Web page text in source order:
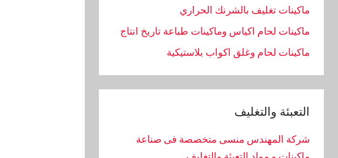
ماكينات تغليف بالشرنك الحراري
ماكينات لحام اكياس وماكينات طباعة تاريخ انتاج
ماكينات لحام وغلق اكواب بلاستيكية
التعبئة والتغليف
شركة المهندس منسى متخصصة فى صناعة